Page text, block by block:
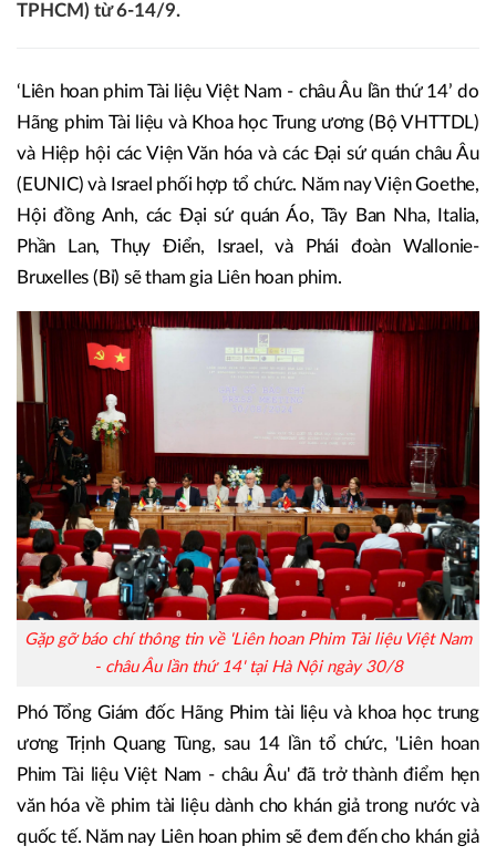
TPHCM) từ 6-14/9.
‘Liên hoan phim Tài liệu Việt Nam - châu Âu lần thứ 14’ do
Hãng phim Tài liệu và Khoa học Trung ương (Bộ VHTTDL)
và Hiệp hội các Viện Văn hóa và các Đại sứ quán châu Âu
(EUNIC) và Israel phối hợp tổ chức. Năm nay Viện Goethe,
Hội đồng Anh, các Đại sứ quán Áo, Tây Ban Nha, Italia,
Phần Lan, Thụy Điển, Israel, và Phái đoàn Wallonie-
Bruxelles (Bỉ) sẽ tham gia Liên hoan phim.
Gặp gỡ báo chí thông tin về 'Liên hoan Phim Tài liệu Việt Nam
- châu Âu lần thứ 14' tại Hà Nội ngày 30/8
Phó Tổng Giám đốc Hãng Phim tài liệu và khoa học trung
ương Trịnh Quang Tùng, sau 14 lần tổ chức, 'Liên hoan
Phim Tài liệu Việt Nam - châu Âu' đã trở thành điểm hẹn
văn hóa về phim tài liệu dành cho khán giả trong nước và
quốc tế. Năm nay Liên hoan phim sẽ đem đến cho khán giả